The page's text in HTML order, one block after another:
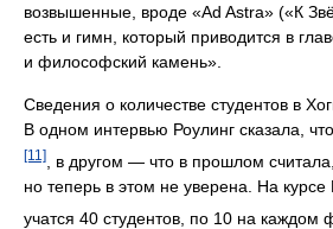
возвышенные, вроде «Ad Astra» («К
есть и гимн, который приводится в
и философский камень».
Сведения о количестве студентов в
В одном интервью Роулинг сказала,
[11] , в другом — что в прошлом
но теперь в этом не уверена. На
учатся 40 студентов, по 10 на каждом